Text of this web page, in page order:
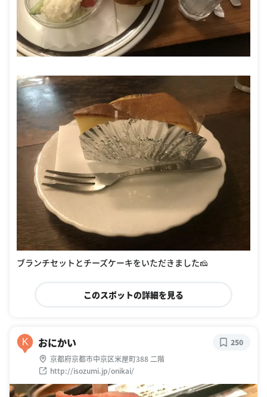
ブランチセットとチーズケーキをいただきました🧀
このスポットの詳細を見る
K おにかい
京都府京都市中京区米屋町388 二階
http://isozumi.jp/onikai/
250